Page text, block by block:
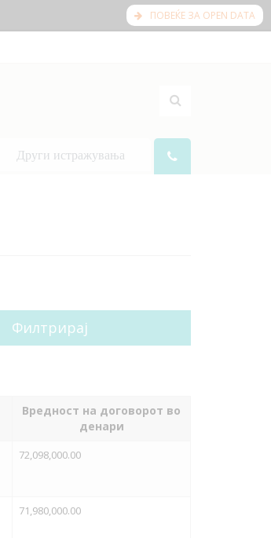
ПОВЕЌЕ ЗА OPEN DATA
Други истражувања
Вредност на договорот во
денари
72,098,000.00
71,980,000.00